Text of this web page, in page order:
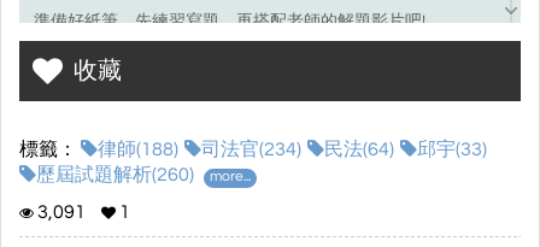
準備好紙筆，先練習寫題，再搭配老師的解題影片吧!
考選部試題連結☞
收藏
標籤： 律師(188) 司法官(234) 民法(64)
邱宇(33)
歷屆試題解析(260)
more...
3,091 1